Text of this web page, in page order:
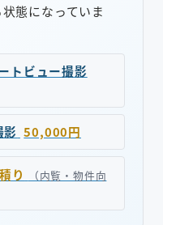
態になっていま
トビュー撮影
50,000円
り
（内覧・物件向